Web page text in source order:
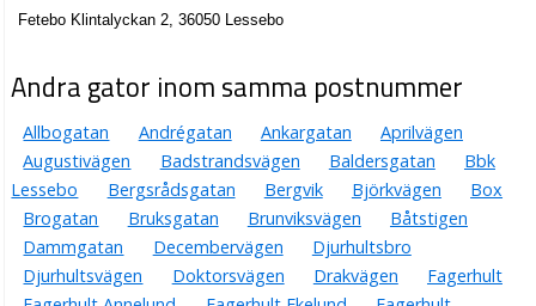
Fetebo Klintalyckan 2, 36050 Lessebo
Andra gator inom samma postnummer
Allbogatan Andrégatan Ankargatan
Aprilvägen
Augustivägen
Badstrandsvägen Baldersgatan
Bbk
Lessebo
Bergsrådsgatan Bergvik Björkvägen
Box
Brogatan
Bruksgatan Brunviksvägen
Båtstigen
Dammgatan
Decembervägen
Djurhultsbro
Djurhultsvägen
Doktorsvägen Drakvägen
Fagerhult